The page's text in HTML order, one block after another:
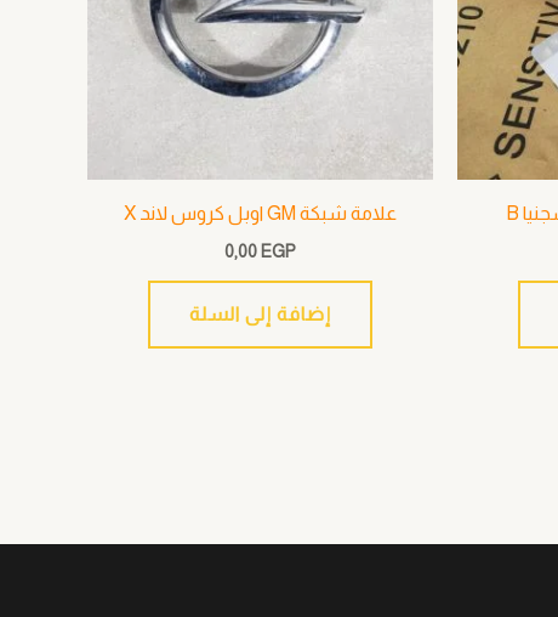
علامة شبكة GM اوبل كروس لاند X
0,00 EGP
إضافة إلى السلة